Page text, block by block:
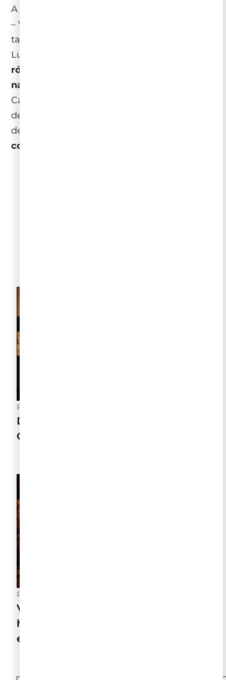
A Seleção Melhores do Ano Jorge Lucki 2025
– Velho e Novo Mundo convida a explorar,
taça a taça, o percurso trilhado por Jorge
Lucki ao longo do último ano.
rótulos do portfólio Zahil estão disponíveis
nas lojas físicas,
Campinas (Jardim das Paineiras). Lá, alguns
desses rótulos estão à sua espera para uma
degustação guiada.
consultor Zahil.
Postado
Dia dos Pais e a Arte de Aproximar
Gerações
Postado
Vinhos para o Inverno: quando a
harmonização acontece entre taças
e pessoas